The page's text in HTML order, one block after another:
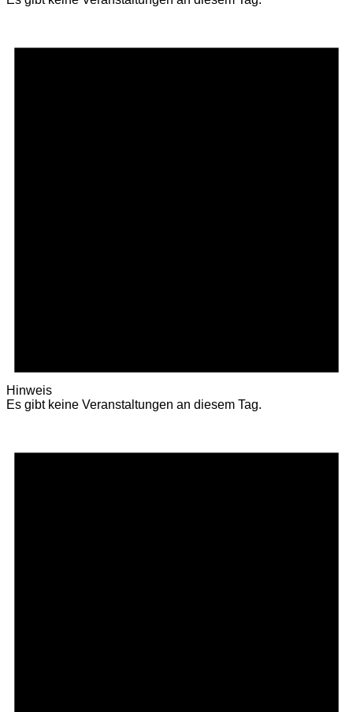
Hinweis
Es gibt keine Veranstaltungen an diesem Tag.